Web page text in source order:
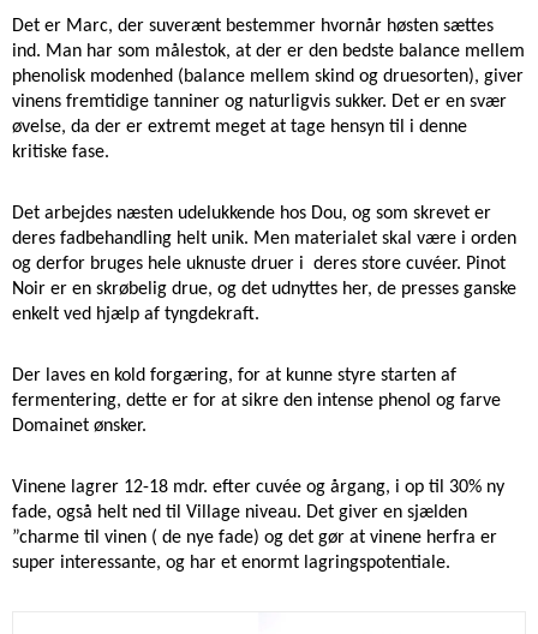
Det er Marc, der suverænt bestemmer hvornår høsten sættes
ind. Man har som målestok, at der er den bedste balance mellem
phenolisk modenhed (balance mellem ​​skind og druesorten), giver
​​vinens fremtidige tanniner og naturligvis sukker. Det er en svær
øvelse, da der er extremt meget at tage hensyn til i denne
kritiske fase.
Det arbejdes næsten udelukkende hos Dou, og som skrevet er
deres fadbehandling helt unik. Men materialet skal være i orden
og derfor bruges hele uknuste druer i  deres store cuvéer. Pinot
Noir er en skrøbelig drue, og det udnyttes her, de presses ganske
enkelt ved hjælp af tyngdekraft.
Der laves en kold forgæring, for at kunne styre starten af
fermentering, dette er for at sikre den intense phenol og farve
Domainet ønsker.
Vinene lagrer 12-18 mdr. efter cuvée og årgang, i op til 30% ny
fade, også helt ned til Village niveau. Det giver en sjælden
”charme til vinen ( de nye fade) og det gør at vinene herfra er
super interessante, og har et enormt lagringspotentiale.